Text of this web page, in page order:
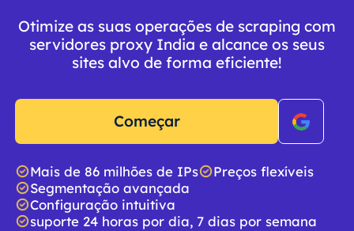
Otimize as suas operações de scraping com
servidores proxy India e alcance os seus
sites alvo de forma eficiente!
Começar
Mais de 86 milhões de IPs
Preços flexíveis
Segmentação avançada
Configuração intuitiva
suporte 24 horas por dia, 7 dias por semana